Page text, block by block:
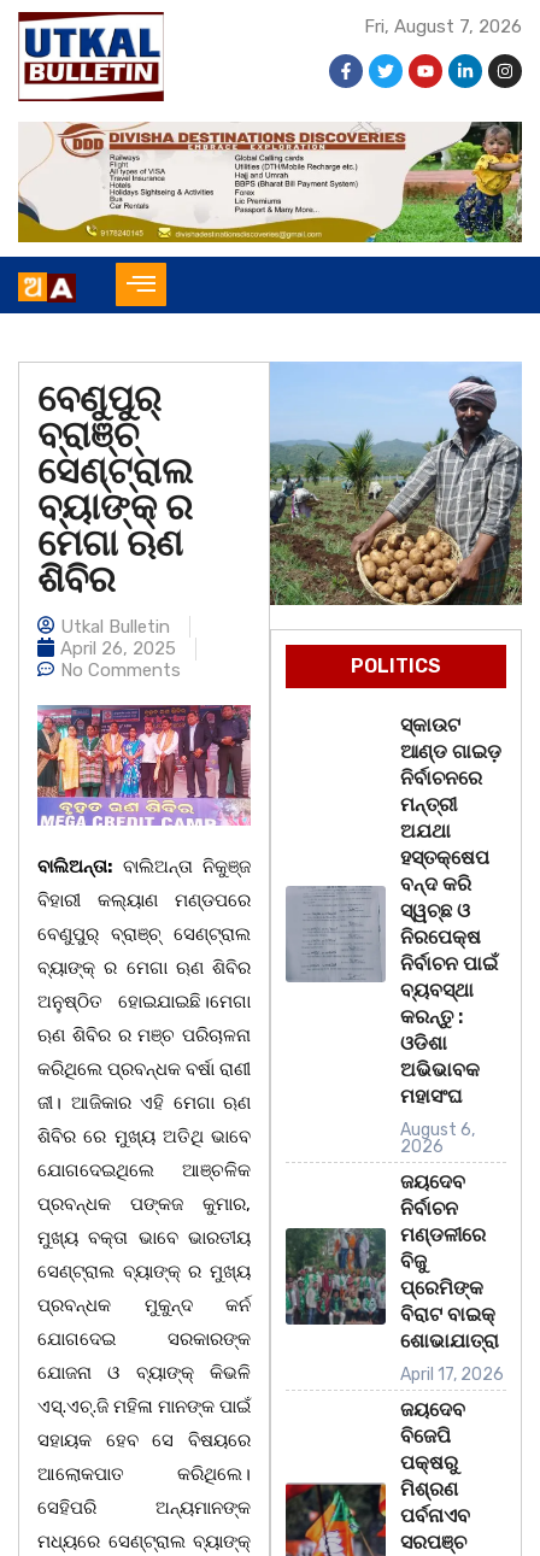
Fri, August 7, 2026
ବେଣୁପୁର୍
ବ୍ରାଞ୍ଚ୍
ସେଣ୍ଟ୍ରାଲ
ବ୍ୟାଙ୍କ୍ ର
ମେଗା ଋଣ
ଶିବିର
Utkal Bulletin
April 26, 2025
No Comments
ବାଲିଅନ୍ତା: ବାଲିଅନ୍ତା ନିକୁଞ୍ଜ
ବିହାରୀ କଲ୍ୟାଣ ମଣ୍ଡପରେ
ବେଣୁପୁର୍ ବ୍ରାଞ୍ଚ୍ ସେଣ୍ଟ୍ରାଲ
ବ୍ୟାଙ୍କ୍ ର ମେଗା ଋଣ ଶିବିର
ଅନୁଷ୍ଠିତ ହୋଇଯାଇଛି।ମେଗା
ଋଣ ଶିବିର ର ମଞ୍ଚ ପରିଚାଳନା
କରିଥିଲେ ପ୍ରବନ୍ଧକ ବର୍ଷା ରାଣୀ
ଜୀ। ଆଜିକାର ଏହି ମେଗା ଋଣ
ଶିବିର ରେ ମୁଖ୍ୟ ଅତିଥି ଭାବେ
ଯୋଗଦେଇଥିଲେ ଆଞ୍ଚଳିକ
ପ୍ରବନ୍ଧକ ପଙ୍କଜ କୁମାର,
ମୁଖ୍ୟ ବକ୍ତା ଭାବେ ଭାରତୀୟ
ସେଣ୍ଟ୍ରାଲ ବ୍ୟାଙ୍କ୍ ର ମୁଖ୍ୟ
ପ୍ରବନ୍ଧକ ମୁକୁନ୍ଦ କର୍ନ
ଯୋଗଦେଇ ସରକାରଙ୍କ
ଯୋଜନା ଓ ବ୍ୟାଙ୍କ୍ କିଭଳି
ଏସ୍.ଏଚ୍.ଜି ମହିଳା ମାନଙ୍କ ପାଇଁ
ସହାୟକ ହେବ ସେ ବିଷୟରେ
ଆଲୋକପାତ କରିଥିଲେ।
ସେହିପରି ଅନ୍ୟମାନଙ୍କ
ମଧ୍ୟରେ ସେଣ୍ଟ୍ରାଲ ବ୍ୟାଙ୍କ୍
POLITICS
ସ୍କାଉଟ
ଆଣ୍ଡ ଗାଇଡ଼
ନିର୍ବାଚନରେ
ମନ୍ତ୍ରୀ
ଅଯଥା
ହସ୍ତକ୍ଷେପ
ବନ୍ଦ କରି
ସ୍ୱଚ୍ଛ ଓ
ନିରପେକ୍ଷ
ନିର୍ବାଚନ ପାଇଁ
ବ୍ୟବସ୍ଥା
କରନ୍ତୁ :
ଓଡିଶା
ଅଭିଭାବକ
ମହାସଂଘ
August 6,
2026
ଜୟଦେବ
ନିର୍ବାଚନ
ମଣ୍ଡଳୀରେ
ବିଜୁ
ପ୍ରେମିଙ୍କ
ବିରାଟ ବାଇକ୍
ଶୋଭାଯାତ୍ରା
April 17, 2026
ଜୟଦେବ
ବିଜେପି
ପକ୍ଷରୁ
ମିଶ୍ରଣ
ପର୍ବନାଏବ
ସରପଞ୍ଚ